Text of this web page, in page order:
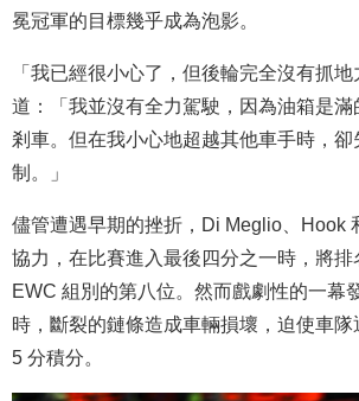
冕冠軍的目標幾乎成為泡影。
「我已經很小心了，但後輪完全沒有抓
道：「我並沒有全力駕駛，因為油箱是滿
剎車。但在我小心地超越其他車手時，
制。」
儘管遭遇早期的挫折，Di Meglio、Hook
協力，在比賽進入最後四分之一時，將排
EWC 組別的第八位。然而戲劇性的一幕
時，斷裂的鏈條造成車輛損壞，迫使車
5 分積分。